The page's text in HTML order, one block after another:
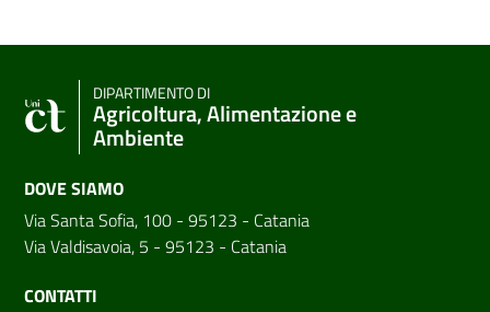
DIPARTIMENTO DI
Agricoltura, Alimentazione e
Ambiente
DOVE SIAMO
Via Santa Sofia, 100 - 95123 - Catania
Via Valdisavoia, 5 - 95123 - Catania
CONTATTI